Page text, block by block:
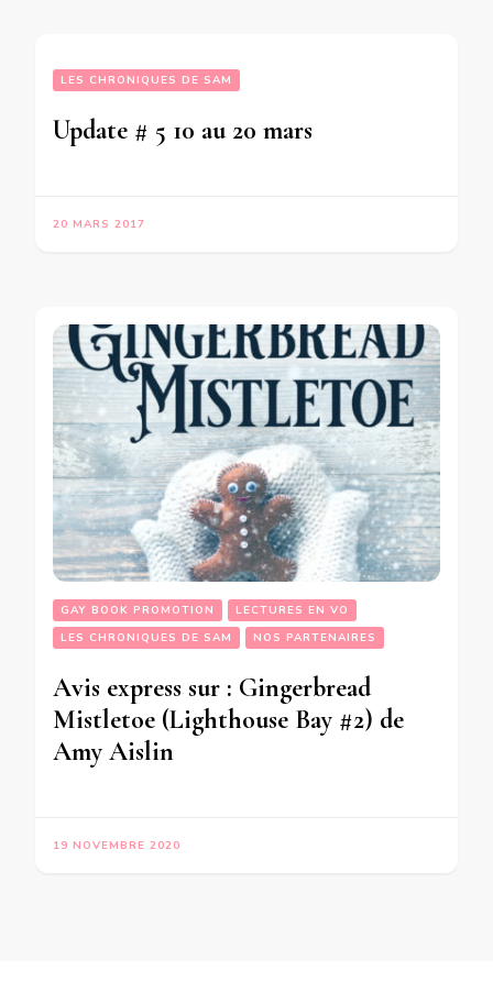
LES CHRONIQUES DE SAM
Update # 5 10 au 20 mars
20 MARS 2017
GAY BOOK PROMOTION
LECTURES EN VO
LES CHRONIQUES DE SAM
NOS PARTENAIRES
Avis express sur : Gingerbread
Mistletoe (Lighthouse Bay #2) de
Amy Aislin
19 NOVEMBRE 2020